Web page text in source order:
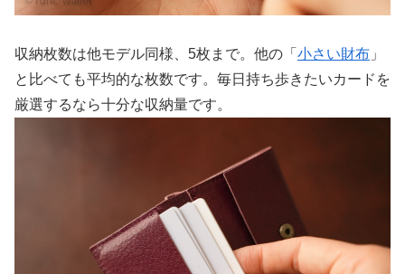
収納枚数は他モデル同様、5枚まで。他の「 小さい財布 」
と比べても平均的な枚数です。毎日持ち歩きたいカードを
厳選するなら十分な収納量です。